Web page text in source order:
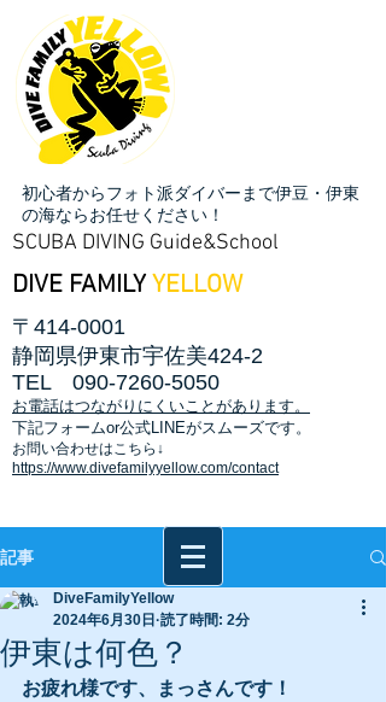
初心者からフォト派ダイバーまで伊豆・伊東
の海ならお任せください！
SCUBA DIVING Guide&School
DIVE FAMILY YELLOW
〒414-0001
静岡県伊東市宇佐美424-2
TEL 090-7260-5050
お電話はつながりにくいことがあります。
​下記フォームor公式LINEがスムーズです。
お問い合わせはこちら↓
https://www.divefamilyyellow.com/contact
記事
伊東は何色？
DiveFamilyYellow
2024年6月30日 読了時間: 2分
お疲れ様です、まっさんです！